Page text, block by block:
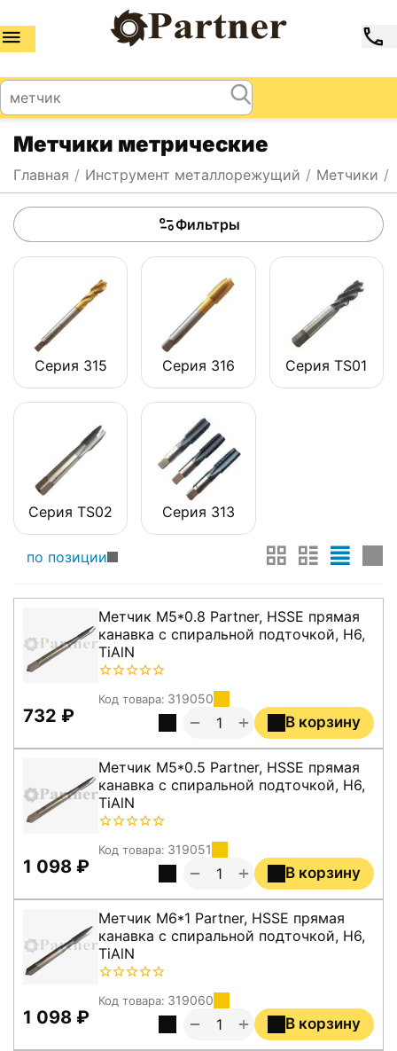
Метчики метрические
Главная / Инструмент металлорежущий / Метчики /
Фильтры
Серия 315 Серия 316 Серия TS01
Серия TS02 Серия 313
по позиции
Метчик M5*0.8 Partner, HSSE прямая
канавка с спиральной подточкой, H6,
TiAlN
Код товара: 319050
‍732‍ ₽ В корзину
+
−
Метчик M5*0.5 Partner, HSSE прямая
канавка с спиральной подточкой, H6,
TiAlN
Код товара: 319051
1 098 ₽ В корзину
+
−
Метчик M6*1 Partner, HSSE прямая
канавка с спиральной подточкой, H6,
TiAlN
Код товара: 319060
1 098 ₽ В корзину
+
−